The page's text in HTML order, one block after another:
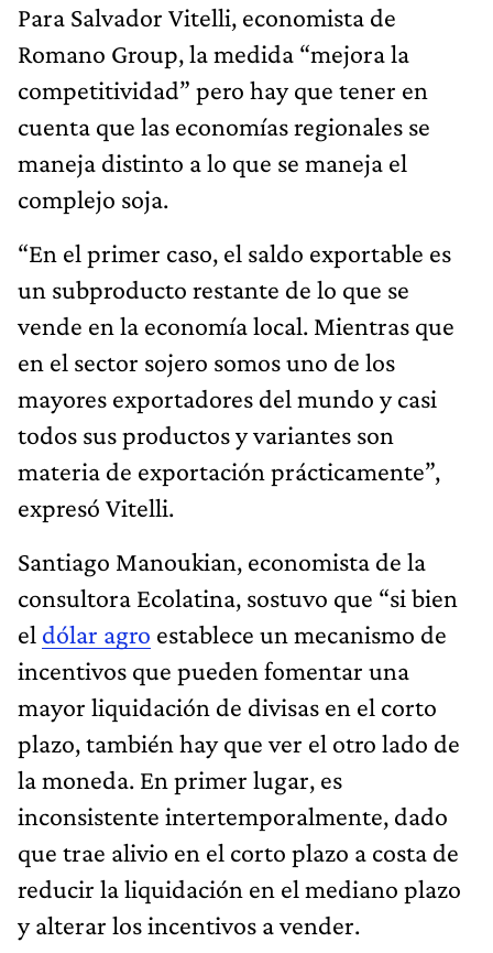
Para Salvador Vitelli, economista de
Romano Group, la medida “mejora la
competitividad” pero hay que tener en
cuenta que las economías regionales se
maneja distinto a lo que se maneja el
complejo soja.
“En el primer caso, el saldo exportable es
un subproducto restante de lo que se
vende en la economía local. Mientras que
en el sector sojero somos uno de los
mayores exportadores del mundo y casi
todos sus productos y variantes son
materia de exportación prácticamente”,
expresó Vitelli.
Santiago Manoukian, economista de la
consultora Ecolatina, sostuvo que “si bien
el dólar agro establece un mecanismo de
incentivos que pueden fomentar una
mayor liquidación de divisas en el corto
plazo, también hay que ver el otro lado de
la moneda. En primer lugar, es
inconsistente intertemporalmente, dado
que trae alivio en el corto plazo a costa de
reducir la liquidación en el mediano plazo
y alterar los incentivos a vender.